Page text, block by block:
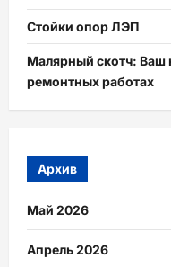
Стойки опор ЛЭП
Малярный скотч:
ремонтных работах
Архив
Май 2026
Апрель 2026